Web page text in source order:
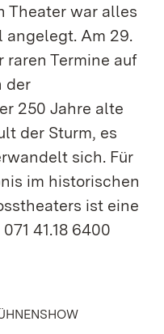
Theater war alles
angelegt. Am 29.
raren Termine auf
der
250 Jahre alte
der Sturm, es
sich. Für
im historischen
ist eine
41.18 6400